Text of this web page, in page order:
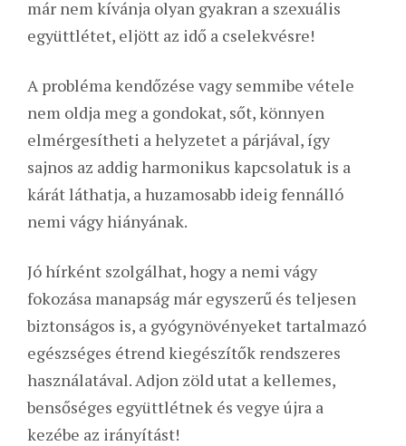
már nem kívánja olyan gyakran a szexuális
együttlétet, eljött az idő a cselekvésre!
A probléma kendőzése vagy semmibe vétele
nem oldja meg a gondokat, sőt, könnyen
elmérgesítheti a helyzetet a párjával, így
sajnos az addig harmonikus kapcsolatuk is a
kárát láthatja, a huzamosabb ideig fennálló
nemi vágy hiányának.
Jó hírként szolgálhat, hogy a nemi vágy
fokozása manapság már egyszerű és teljesen
biztonságos is, a gyógynövényeket tartalmazó
egészséges étrend kiegészítők rendszeres
használatával. Adjon zöld utat a kellemes,
bensőséges együttlétnek és vegye újra a
kezébe az irányítást!